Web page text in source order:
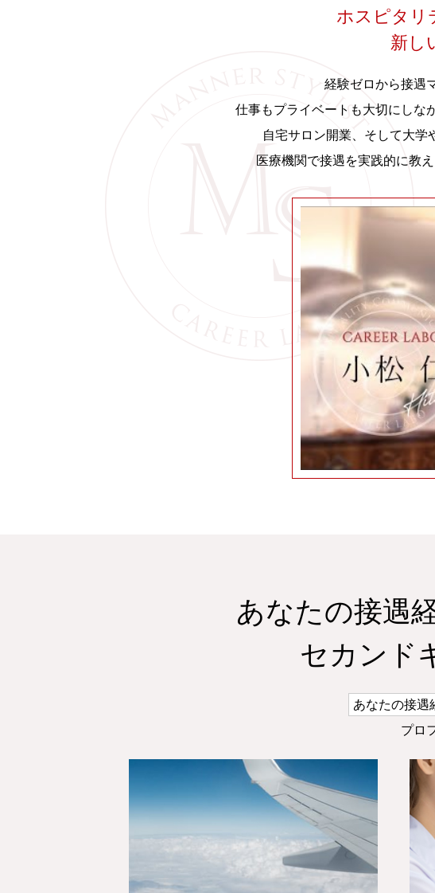
ホスピタリ
新し
経験ゼロから接遇
仕事もプライベートも大切にしな
自宅サロン開業、そして大学
医療機関で接遇を実践的に教
あなたの接遇
セカンド
あなたの接遇
プロ